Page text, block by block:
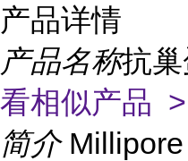
产品详情
产品名称抗
看相似产品 >
简介